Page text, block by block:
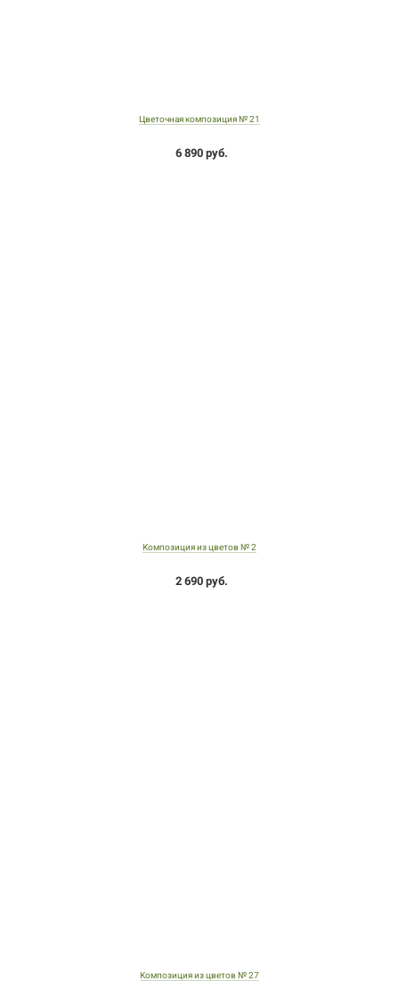
Цветочная композиция № 21
6 890 руб.
Композиция из цветов № 2
2 690 руб.
Композиция из цветов № 27